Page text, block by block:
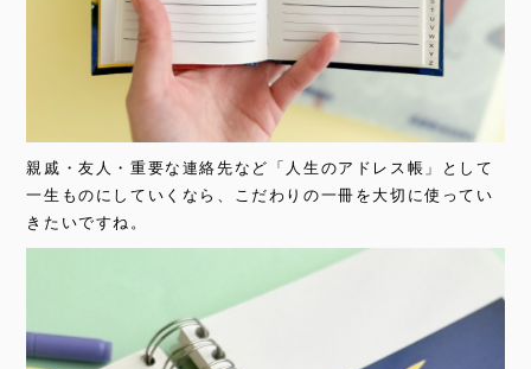
親戚・友人・重要な連絡先など「人生のアドレス帳」として
一生ものにしていくなら、こだわりの一冊を大切に使ってい
きたいですね。